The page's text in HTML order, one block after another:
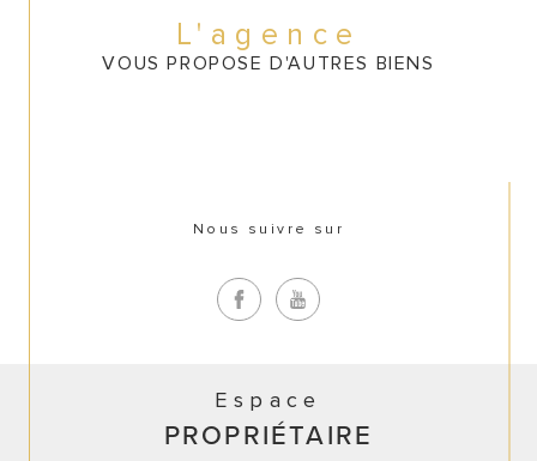
L'agence
VOUS PROPOSE D'AUTRES BIENS
Nous suivre sur
Espace
PROPRIÉTAIRE